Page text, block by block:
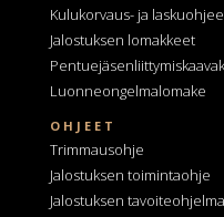
Kulukorvaus- ja
Jalostuksen lomakkeet
Luonneongelmalomake
OHJEET
Trimmausohje
Jalostuksen toimintaohje
Jalostuksen tavoiteohjelma